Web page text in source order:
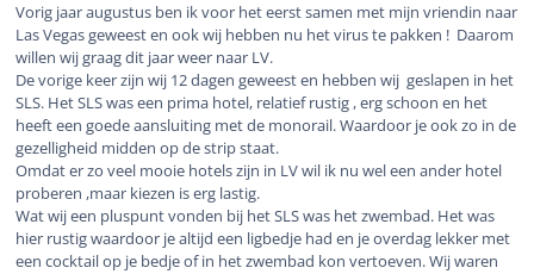
Vorig jaar augustus ben ik voor het eerst samen met mijn vriendin naar
Las Vegas geweest en ook wij hebben nu het virus te pakken ! Daarom
willen wij graag dit jaar weer naar LV.
De vorige keer zijn wij 12 dagen geweest en hebben wij geslapen in het
SLS. Het SLS was een prima hotel, relatief rustig , erg schoon en het
heeft een goede aansluiting met de monorail. Waardoor je ook zo in de
gezelligheid midden op de strip staat.
Omdat er zo veel mooie hotels zijn in LV wil ik nu wel een ander hotel
proberen ,maar kiezen is erg lastig.
Wat wij een pluspunt vonden bij het SLS was het zwembad. Het was
hier rustig waardoor je altijd een ligbedje had en je overdag lekker met
een cocktail op je bedje of in het zwembad kon vertoeven. Wij waren